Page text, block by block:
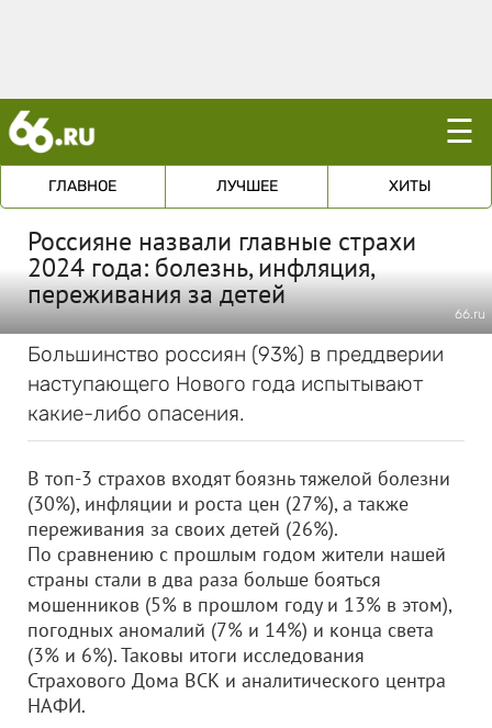
☰
ГЛАВНОЕ ЛУЧШЕЕ ХИТЫ
Россияне назвали главные страхи
2024 года: болезнь, инфляция,
переживания за детей
66.ru
Большинство россиян (93%) в преддверии
наступающего Нового года испытывают
какие-либо опасения.
В топ-3 страхов входят боязнь тяжелой болезни
(30%), инфляции и роста цен (27%), а также
переживания за своих детей (26%).
По сравнению с прошлым годом жители нашей
страны стали в два раза больше бояться
мошенников (5% в прошлом году и 13% в этом),
погодных аномалий (7% и 14%) и конца света
(3% и 6%). Таковы итоги исследования
Страхового Дома ВСК и аналитического центра
НАФИ.